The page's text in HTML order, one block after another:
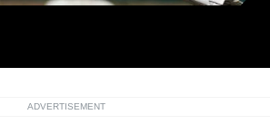
ADVERTISEMENT